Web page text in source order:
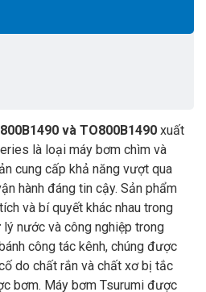
và TO800B1490 xuất
là loại máy bơm chìm và
cung cấp khả năng vượt qua
hành đáng tin cậy. Sản phẩm
và bí quyết khác nhau trong
nước và công nghiệp trong
công tác kênh, chúng được
do chất rắn và chất xơ bị tắc
bơm. Máy bơm Tsurumi được